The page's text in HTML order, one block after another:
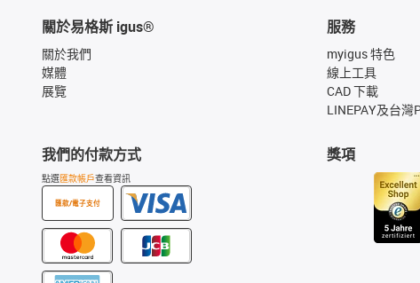
關於易格斯 igus®
關於我們
媒體
展覽
我們的付款方式
點選匯款帳戶查看資訊
匯款/電子支付
服務
myigus 特色
線上工具
CAD 下載
LINEPAY及台灣
獎項